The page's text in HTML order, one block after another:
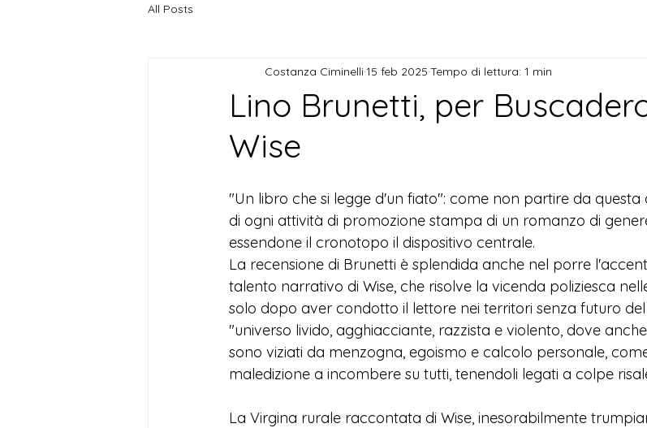
All Posts
Lino Brunetti, per
Wise
Costanza Ciminelli 15 feb 2025 Tempo di lettura: 1 min
"Un libro che si legge d'un fiato": come non partire da questa
di ogni attività di promozione stampa di un romanzo di
essendone il cronotopo il dispositivo centrale.
La recensione di Brunetti è splendida anche nel porre
talento narrativo di Wise, che risolve la vicenda poliziesca
solo dopo aver condotto il lettore nei territori senza futuro del
"universo livido, agghiacciante, razzista e violento, dove
sono viziati da menzogna, egoismo e calcolo personale,
maledizione a incombere su tutti, tenendoli legati a colpe
La Virgina rurale raccontata di Wise, inesorabilmente